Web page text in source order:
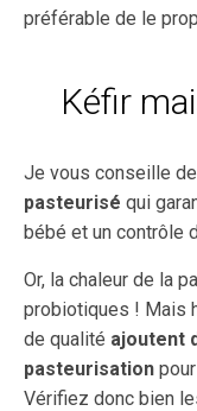
préférable de le
Kéfir
Je vous conseille
pasteurisé qui
bébé et un contrôle
Or, la chaleur de la
probiotiques ! Mais
de qualité ajoutent
pasteurisation
Vérifiez donc bien